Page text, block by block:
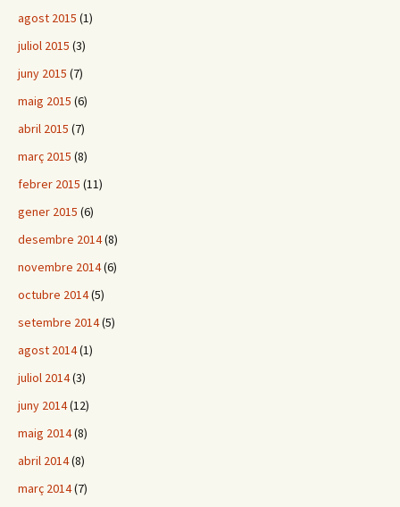
agost 2015 (1)
juliol 2015 (3)
juny 2015 (7)
maig 2015 (6)
abril 2015 (7)
març 2015 (8)
febrer 2015 (11)
gener 2015 (6)
desembre 2014(8)
novembre 2014(6)
octubre 2014(5)
setembre 2014(5)
agost 2014(1)
juliol 2014(3)
juny 2014(12)
maig 2014(8)
abril 2014(8)
març 2014(7)